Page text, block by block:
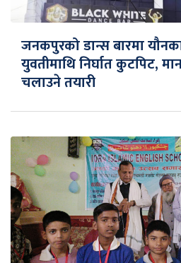
जनकपुरको डान्स बारमा
युवतीमाथि निर्घात कुटपिट,
चलाउने तयारी